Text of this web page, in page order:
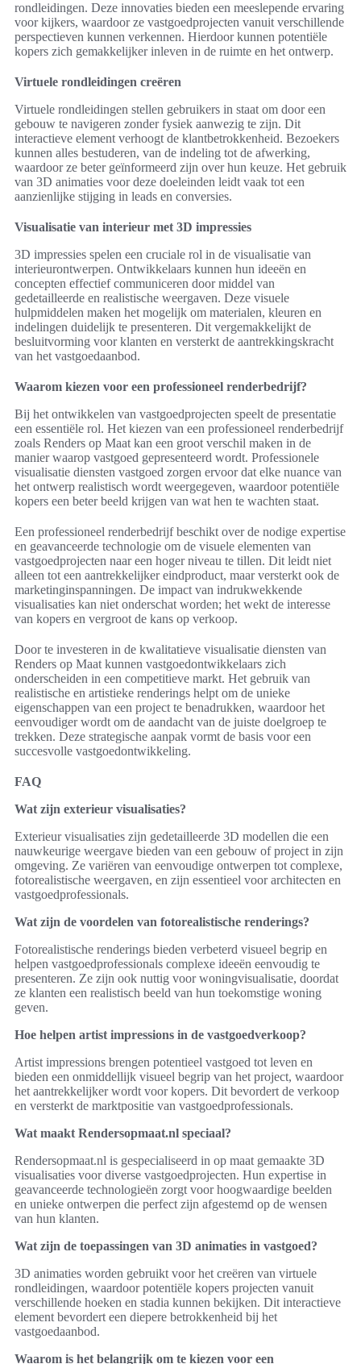
rondleidingen. Deze innovaties bieden een meeslepende ervaring
voor kijkers, waardoor ze vastgoedprojecten vanuit verschillende
perspectieven kunnen verkennen. Hierdoor kunnen potentiële
kopers zich gemakkelijker inleven in de ruimte en het ontwerp.
Virtuele rondleidingen creëren
Virtuele rondleidingen stellen gebruikers in staat om door een
gebouw te navigeren zonder fysiek aanwezig te zijn. Dit
interactieve element verhoogt de klantbetrokkenheid. Bezoekers
kunnen alles bestuderen, van de indeling tot de afwerking,
waardoor ze beter geïnformeerd zijn over hun keuze. Het gebruik
van 3D animaties voor deze doeleinden leidt vaak tot een
aanzienlijke stijging in leads en conversies.
Visualisatie van interieur met 3D impressies
3D impressies spelen een cruciale rol in de visualisatie van
interieurontwerpen. Ontwikkelaars kunnen hun ideeën en
concepten effectief communiceren door middel van
gedetailleerde en realistische weergaven. Deze visuele
hulpmiddelen maken het mogelijk om materialen, kleuren en
indelingen duidelijk te presenteren. Dit vergemakkelijkt de
besluitvorming voor klanten en versterkt de aantrekkingskracht
van het vastgoedaanbod.
Waarom kiezen voor een professioneel renderbedrijf?
Bij het ontwikkelen van vastgoedprojecten speelt de presentatie
een essentiële rol. Het kiezen van een professioneel renderbedrijf
zoals Renders op Maat kan een groot verschil maken in de
manier waarop vastgoed gepresenteerd wordt. Professionele
visualisatie diensten vastgoed zorgen ervoor dat elke nuance van
het ontwerp realistisch wordt weergegeven, waardoor potentiële
kopers een beter beeld krijgen van wat hen te wachten staat.
Een professioneel renderbedrijf beschikt over de nodige expertise
en geavanceerde technologie om de visuele elementen van
vastgoedprojecten naar een hoger niveau te tillen. Dit leidt niet
alleen tot een aantrekkelijker eindproduct, maar versterkt ook de
marketinginspanningen. De impact van indrukwekkende
visualisaties kan niet onderschat worden; het wekt de interesse
van kopers en vergroot de kans op verkoop.
Door te investeren in de kwalitatieve visualisatie diensten van
Renders op Maat kunnen vastgoedontwikkelaars zich
onderscheiden in een competitieve markt. Het gebruik van
realistische en artistieke renderings helpt om de unieke
eigenschappen van een project te benadrukken, waardoor het
eenvoudiger wordt om de aandacht van de juiste doelgroep te
trekken. Deze strategische aanpak vormt de basis voor een
succesvolle vastgoedontwikkeling.
FAQ
Wat zijn exterieur visualisaties?
Exterieur visualisaties zijn gedetailleerde 3D modellen die een
nauwkeurige weergave bieden van een gebouw of project in zijn
omgeving. Ze variëren van eenvoudige ontwerpen tot complexe,
fotorealistische weergaven, en zijn essentieel voor architecten en
vastgoedprofessionals.
Wat zijn de voordelen van fotorealistische renderings?
Fotorealistische renderings bieden verbeterd visueel begrip en
helpen vastgoedprofessionals complexe ideeën eenvoudig te
presenteren. Ze zijn ook nuttig voor woningvisualisatie, doordat
ze klanten een realistisch beeld van hun toekomstige woning
geven.
Hoe helpen artist impressions in de vastgoedverkoop?
Artist impressions brengen potentieel vastgoed tot leven en
bieden een onmiddellijk visueel begrip van het project, waardoor
het aantrekkelijker wordt voor kopers. Dit bevordert de verkoop
en versterkt de marktpositie van vastgoedprofessionals.
Wat maakt Rendersopmaat.nl speciaal?
Rendersopmaat.nl is gespecialiseerd in op maat gemaakte 3D
visualisaties voor diverse vastgoedprojecten. Hun expertise in
geavanceerde technologieën zorgt voor hoogwaardige beelden
en unieke ontwerpen die perfect zijn afgestemd op de wensen
van hun klanten.
Wat zijn de toepassingen van 3D animaties in vastgoed?
3D animaties worden gebruikt voor het creëren van virtuele
rondleidingen, waardoor potentiële kopers projecten vanuit
verschillende hoeken en stadia kunnen bekijken. Dit interactieve
element bevordert een diepere betrokkenheid bij het
vastgoedaanbod.
Waarom is het belangrijk om te kiezen voor een